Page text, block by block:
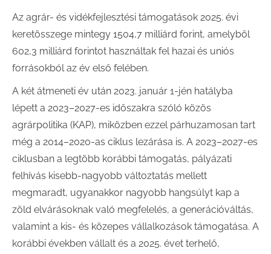
Az agrár- és vidékfejlesztési támogatások 2025. évi
keretösszege mintegy 1504,7 milliárd forint, amelyből
602,3 milliárd forintot használtak fel hazai és uniós
forrásokból az év első felében.
A két átmeneti év után 2023. január 1-jén hatályba
lépett a 2023–2027-es időszakra szóló közös
agrárpolitika (KAP), miközben ezzel párhuzamosan tart
még a 2014–2020-as ciklus lezárása is. A 2023–2027-es
ciklusban a legtöbb korábbi támogatás, pályázati
felhívás kisebb-nagyobb változtatás mellett
megmaradt, ugyanakkor nagyobb hangsúlyt kap a
zöld elvárásoknak való megfelelés, a generációváltás,
valamint a kis- és közepes vállalkozások támogatása. A
korábbi években vállalt és a 2025. évet terhelő,